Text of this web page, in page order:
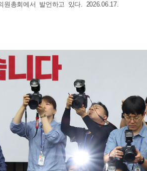
총회에서 발언하고 있다. 2026.06.17.